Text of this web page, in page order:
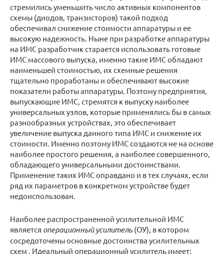
стремились уменьшить число активных компонентов
схемы (диодов, транзисторов) такой подход
обеспечивал снижение стоимости аппаратуры и ее
высокую надежность. Ныне при разработке аппаратуры
на ИМС разработчик старается использовать готовые
ИМС массового выпуска, именно такие ИМС обладают
наименьшей стоимостью, их схемные решения
тщательно проработаны и обеспечивают высокие
показатели работы аппаратуры. Поэтому предприятия,
выпускающие ИМС, стремятся к выпуску наиболее
универсальных узлов, которые применялись бы в самых
разнообразных устройствах, это обеспечивает
увеличение выпуска данного типа ИМС и снижение их
стоимости. Именно поэтому ИМС создаются не на основе
наиболее простого решения, а наиболее совершенного,
обладающего универсальными достоинствами.
Применение таких ИМС оправдано и в тех случаях, если
ряд их параметров в конкретном устройстве будет
недоиспользован.
Наиболее распространенной усилительной ИМС
является операционный усилитель (ОУ), в котором
сосредоточены основные достоинства усилительных
схем . Идеальный операционный усилитель имеет: